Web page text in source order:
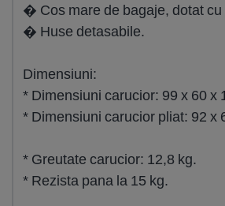
� Cos mare de bagaje, dotat
� Huse detasabile.
Dimensiuni:
* Dimensiuni carucior: 99 x 60 x
* Dimensiuni carucior pliat: 92 x
* Greutate carucior: 12,8 kg.
* Rezista pana la 15 kg.